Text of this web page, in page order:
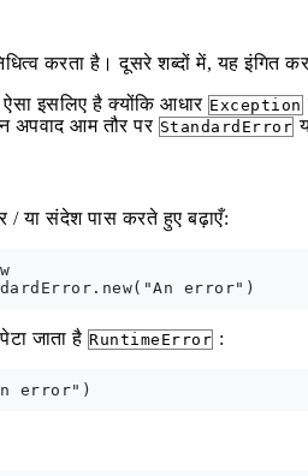
करता है। दूसरे शब्दों में, यह इंगित
इसलिए है क्योंकि आधार Exception
अपवाद आम तौर पर StandardError
/ या संदेश पास करते हुए बढ़ाएँ:
जाता है RuntimeError :